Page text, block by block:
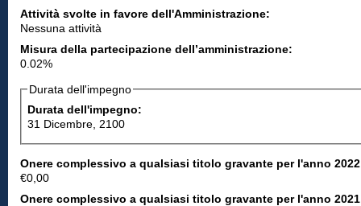
Attività svolte in favore dell'Amministrazione:
Nessuna attività
Misura della partecipazione dell’amministrazione:
0.02%
Durata dell'impegno
Durata dell'impegno:
31 Dicembre, 2100
Onere complessivo a qualsiasi titolo gravante per l'anno
€0,00
Onere complessivo a qualsiasi titolo gravante per l'anno